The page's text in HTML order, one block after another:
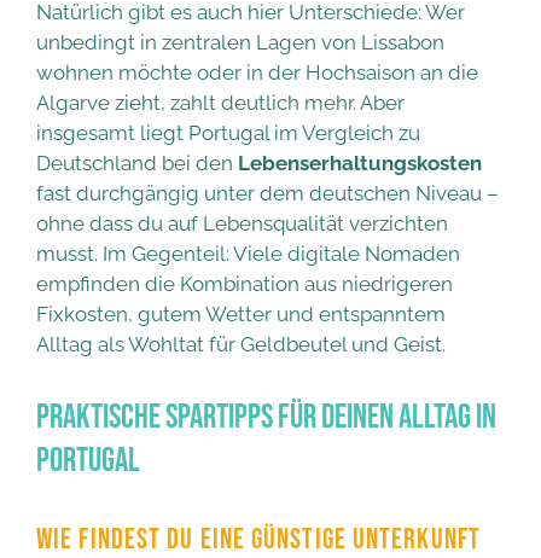
Natürlich gibt es auch hier Unterschiede: Wer
unbedingt in zentralen Lagen von Lissabon
wohnen möchte oder in der Hochsaison an die
Algarve zieht, zahlt deutlich mehr. Aber
insgesamt liegt Portugal im Vergleich zu
Deutschland bei den Lebenserhaltungskosten
fast durchgängig unter dem deutschen Niveau –
ohne dass du auf Lebensqualität verzichten
musst. Im Gegenteil: Viele digitale Nomaden
empfinden die Kombination aus niedrigeren
Fixkosten, gutem Wetter und entspanntem
Alltag als Wohltat für Geldbeutel und Geist.
Praktische Spartipps für deinen Alltag in
Portugal
WIE FINDEST DU EINE GÜNSTIGE UNTERKUNFT